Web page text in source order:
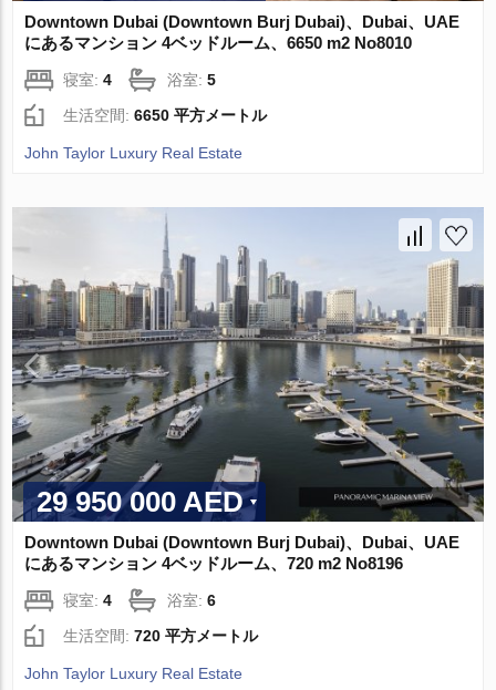
Downtown Dubai (Downtown Burj Dubai)、Dubai、UAE
にあるマンション 4ベッドルーム、6650 m2 No8010
寝室:4 浴室:5
生活空間:6650 平方メートル
John Taylor Luxury Real Estate
29 950 000 AED
Downtown Dubai (Downtown Burj Dubai)、Dubai、UAE
にあるマンション 4ベッドルーム、720 m2 No8196
寝室:4 浴室:6
生活空間:720 平方メートル
John Taylor Luxury Real Estate